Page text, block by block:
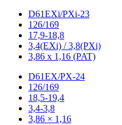
D61EXi/PXi-23
126/169
17,9-18,8
3,4(EXi) / 3,8(PXi)
3,86 x 1,16 (PAT)
D61EX/PX-24
126/169
18,5-19,4
3,4-3,8
3,86 × 1,16